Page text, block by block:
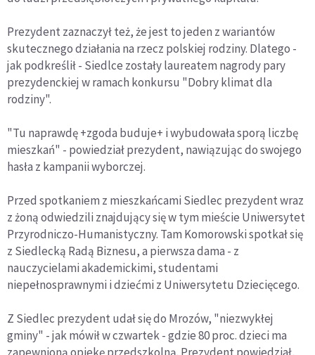
Prezydent zaznaczył też, że jest to jeden z wariantów
skutecznego działania na rzecz polskiej rodziny. Dlatego -
jak podkreślił - Siedlce zostały laureatem nagrody pary
prezydenckiej w ramach konkursu "Dobry klimat dla
rodziny".
"Tu naprawdę +zgoda buduje+ i wybudowała sporą liczbę
mieszkań" - powiedział prezydent, nawiązując do swojego
hasła z kampanii wyborczej.
Przed spotkaniem z mieszkańcami Siedlec prezydent wraz
z żoną odwiedzili znajdujący się w tym mieście Uniwersytet
Przyrodniczo-Humanistyczny. Tam Komorowski spotkał się
z Siedlecką Radą Biznesu, a pierwsza dama - z
nauczycielami akademickimi, studentami
niepełnosprawnymi i dziećmi z Uniwersytetu Dziecięcego.
Z Siedlec prezydent udał się do Mrozów, "niezwykłej
gminy" - jak mówił w czwartek - gdzie 80 proc. dzieci ma